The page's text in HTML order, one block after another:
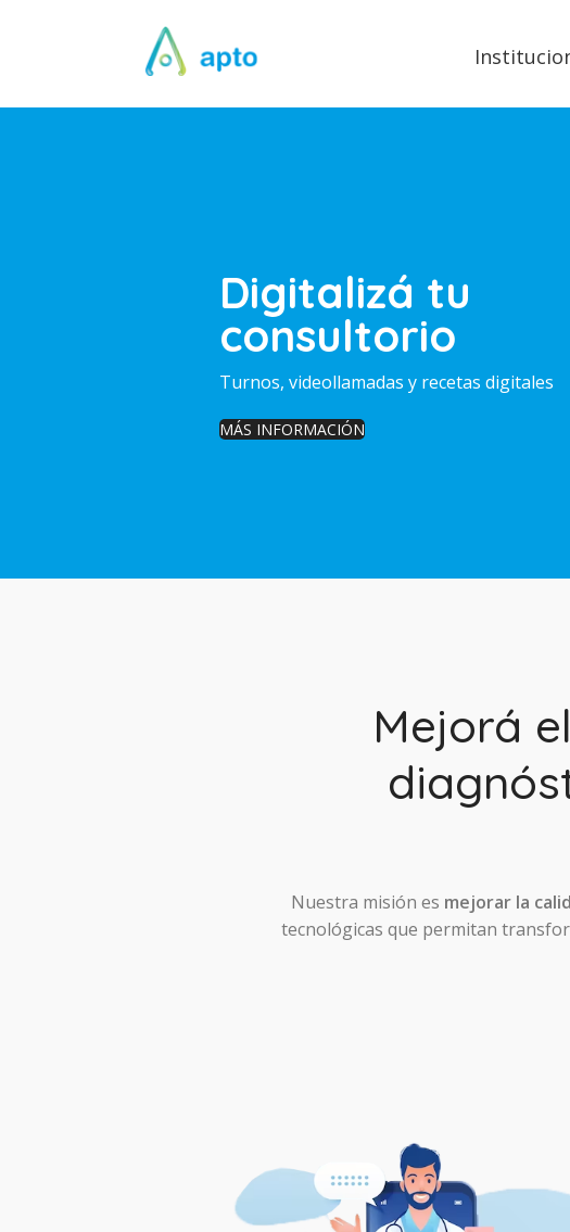
Digitalizá tu
consultorio
Turnos, videollamadas y recetas digitales
MÁS INFORMACIÓN
Mejorá el
Nuestra misión es mejorar la
tecnológicas que permitan